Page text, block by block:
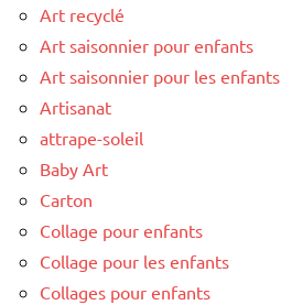
Art recyclé
Art saisonnier pour enfants
Art saisonnier pour les enfants
Artisanat
attrape-soleil
Baby Art
Carton
Collage pour enfants
Collage pour les enfants
Collages pour enfants